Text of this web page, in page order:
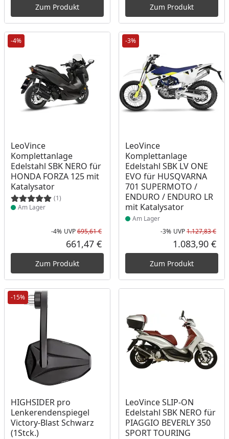
Zum Produkt Zum Produkt
-4%
LeoVince
Komplettanlage
Edelstahl SBK NERO für
HONDA FORZA 125 mit
Katalysator
(1)
Produkt am Lager
Am Lager
Rabatt in Prozent
-4%
Ursprünglicher Preis
UVP695,61 €
Aktueller Preis
661,47 €
Zum Produkt
-3%
LeoVince
Komplettanlage
Edelstahl SBK LV ONE
EVO für HUSQVARNA
701 SUPERMOTO /
ENDURO / ENDURO LR
mit Katalysator
Produkt am Lager
Am Lager
-3% UVP1.127,83 €
1.083,90 €
Zum Produkt
-15%
HIGHSIDER pro
Lenkerendenspiegel
Victory-Blast Schwarz
(1Stck.)
Produkt am Lager
LeoVince SLIP-ON
Edelstahl SBK NERO für
PIAGGIO BEVERLY 350
SPORT TOURING
Produkt am Lager